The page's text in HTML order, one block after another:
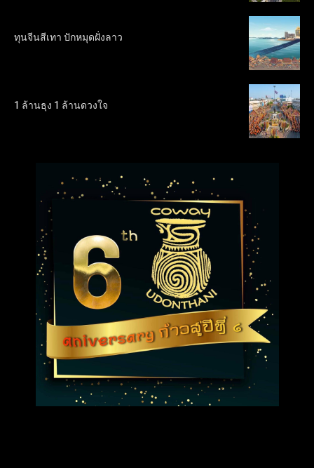
ทุนจีนสีเทา ปักหมุดฝั่งลาว
1 ล้านธุง 1 ล้านดวงใจ